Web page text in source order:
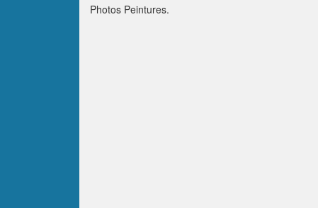
Photos Peintures.